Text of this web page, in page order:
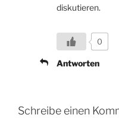
diskutieren.
0
Antworten
Schreibe einen